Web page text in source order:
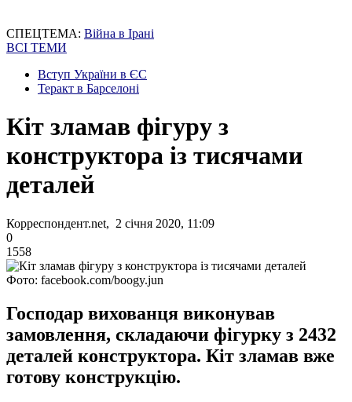
СПЕЦТЕМА: Війна в Ірані
ВСІ ТЕМИ
Вступ України в ЄС
Теракт в Барселоні
Кіт зламав фігуру з
конструктора із тисячами
деталей
Корреспондент.net, 2 січня 2020, 11:09
0
1558
Фото: facebook.com/boogy.jun
Господар вихованця виконував
замовлення, складаючи фігурку з 2432
деталей конструктора. Кіт зламав вже
готову конструкцію.